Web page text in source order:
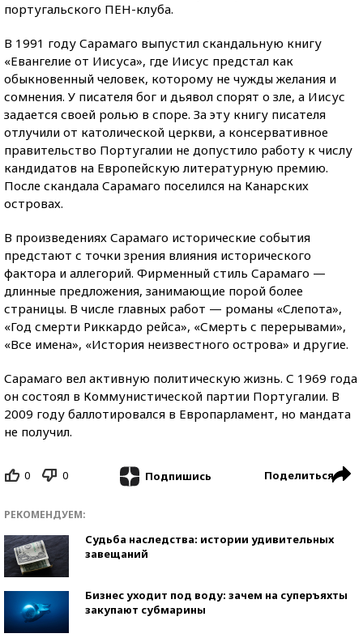
португальского ПЕН-клуба.
В 1991 году Сарамаго выпустил скандальную книгу
«Евангелие от Иисуса», где Иисус предстал как
обыкновенный человек, которому не чужды желания и
сомнения. У писателя бог и дьявол спорят о зле, а Иисус
задается своей ролью в споре. За эту книгу писателя
отлучили от католической церкви, а консервативное
правительство Португалии не допустило работу к числу
кандидатов на Европейскую литературную премию.
После скандала Сарамаго поселился на Канарских
островах.
В произведениях Сарамаго исторические события
предстают с точки зрения влияния исторического
фактора и аллегорий. Фирменный стиль Сарамаго —
длинные предложения, занимающие порой более
страницы. В числе главных работ — романы «Слепота»,
«Год смерти Риккардо рейса», «Смерть с перерывами»,
«Все имена», «История неизвестного острова» и другие.
Сарамаго вел активную политическую жизнь. С 1969 года
он состоял в Коммунистической партии Португалии. В
2009 году баллотировался в Европарламент, но мандата
не получил.
0 0 Подпишись Поделиться
РЕКОМЕНДУЕМ:
Судьба наследства: истории удивительных
завещаний
Бизнес уходит под воду: зачем на суперъяхты
закупают субмарины